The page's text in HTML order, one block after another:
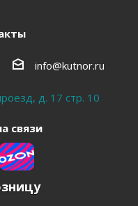
info@kutnor.ru
д. 17 стр. 10
связи